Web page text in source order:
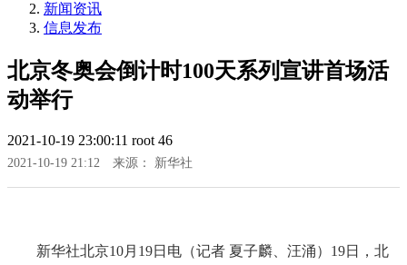
新闻资讯
信息发布
北京冬奥会倒计时100天系列宣讲首场活
动举行
2021-10-19 23:00:11 root 46
2021-10-19 21:12 来源： 新华社
新华社北京10月19日电（记者 夏子麟、汪涌）19日，北